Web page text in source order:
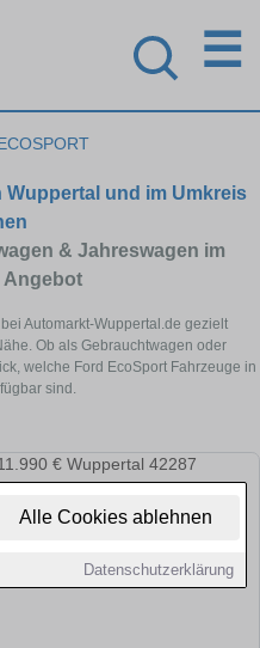
Alle Cookies ablehnen
Datenschutzerklärung
☰
und im Umkreis
& Jahreswagen im
Angebot
Automarkt-Wuppertal.de gezielt
Ob als Gebrauchtwagen oder
welche Ford EcoSport Fahrzeuge in
sind.